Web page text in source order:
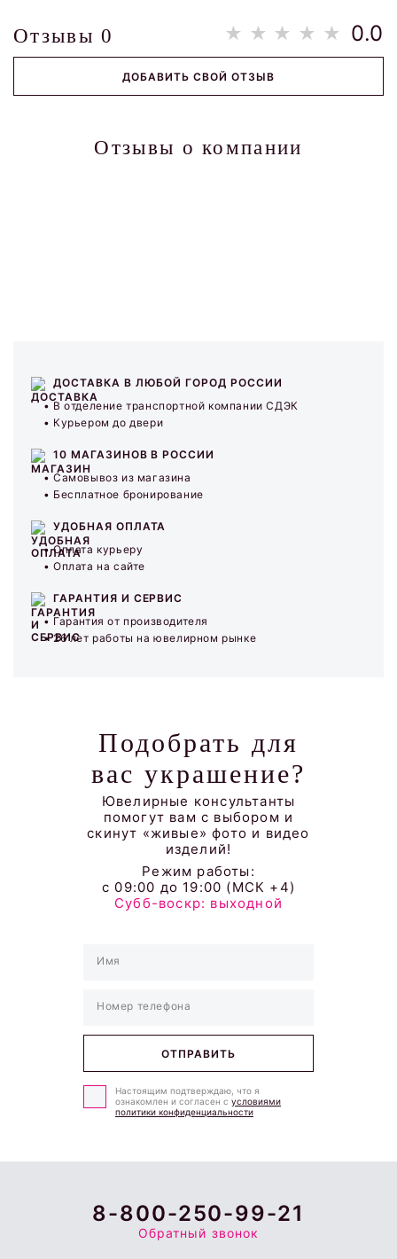
Отзывы0 0.0
ДОБАВИТЬ СВОЙ ОТЗЫВ
Отзывы о компании
ДОСТАВКА В ЛЮБОЙ ГОРОД РОССИИ
В отделение транспортной компании СДЭК
Курьером до двери
10 МАГАЗИНОВ В РОССИИ
Самовывоз из магазина
Бесплатное бронирование
УДОБНАЯ ОПЛАТА
Оплата курьеру
Оплата на сайте
ГАРАНТИЯ И СЕРВИС
Гарантия от производителя
26 лет работы на ювелирном рынке
Подобрать для
вас украшение?
Ювелирные консультанты
помогут вам с выбором и
скинут «живые» фото и видео
изделий!
Режим работы:
с 09:00 до 19:00 (МСК +4)
Субб-воскр: выходной
Настоящим подтверждаю, что я
ознакомлен и согласен с условиями
политики конфиденциальности
8-800-250-99-21
Обратный звонок